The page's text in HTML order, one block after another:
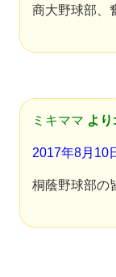
商大野球部、
ミキママ より:
2017年8月10
桐蔭野球部の